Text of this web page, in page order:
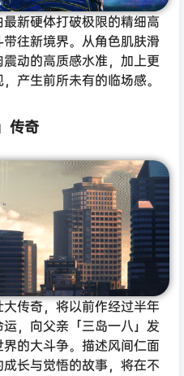
新硬体打破极限的精细高
往新境界。从角色肌肤滑
动的高质感水准，加上更
产生前所未有的临场感。
传奇
大传奇，将以前作经过半年
，向父亲「三岛一八」发
的大斗争。描述风间仁面
长与觉悟的故事，将在不